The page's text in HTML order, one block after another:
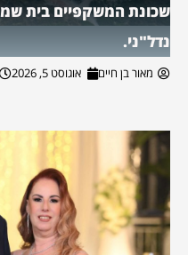
שכונת המשקפיים בית
נדל"ני.
מאור בן חיים אוגוסט 5, 2026